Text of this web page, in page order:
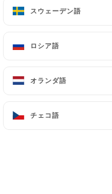
スウェーデン語
ロシア語
オランダ語
チェコ語
スウェーデン語
ロシア語
オランダ語
チェコ語